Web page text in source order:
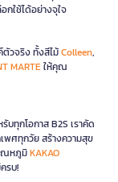
กใช้ได้อย่างจุใจ
ตัวจริง ทั้งสีไม้Colleen,
MARTEให้คุณ
ทุกโอกาส B2S เราคัด
พศทุกวัย สร้างความสุข
ณหภูมิKAKAO
รบ!